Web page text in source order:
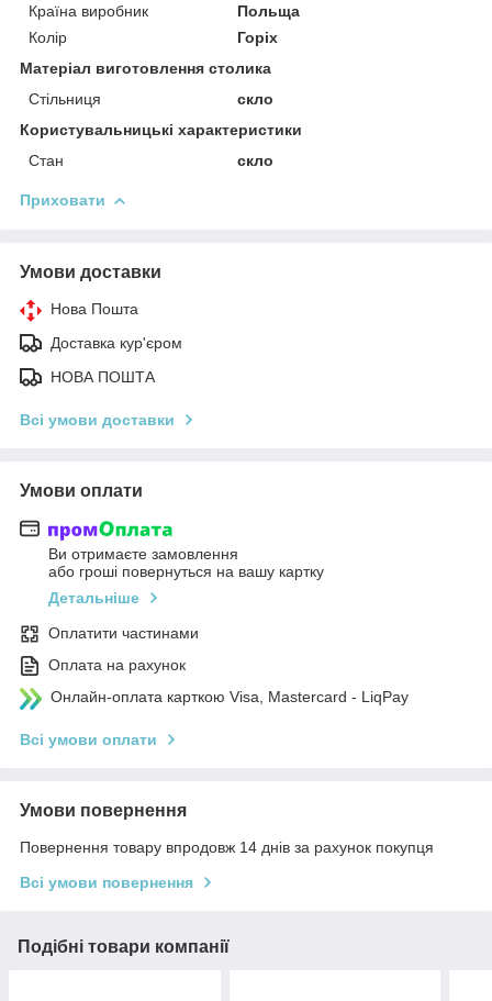
Країна виробник
Польща
Колір
Горіх
Матеріал виготовлення столика
Стільниця
скло
Користувальницькі характеристики
Стан
скло
Приховати
Умови доставки
Нова Пошта
Доставка кур'єром
НОВА ПОШТА
Всі умови доставки
Умови оплати
Ви отримаєте замовлення
або гроші повернуться на вашу картку
Детальніше
Оплатити частинами
Оплата на рахунок
Онлайн-оплата карткою Visa, Mastercard - LiqPay
Всі умови оплати
Умови повернення
Повернення товару впродовж 14 днів за рахунок покупця
Всі умови повернення
Подібні товари компанії